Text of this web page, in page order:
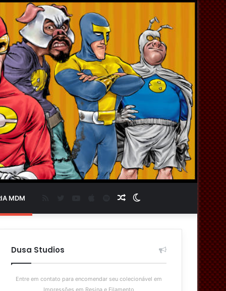
MDM
skin
Artigo
aleatório
Spotify
Dusa Studios
Entre em contato para encomendar seu colecionável em
Impressões em Resina e Filamento